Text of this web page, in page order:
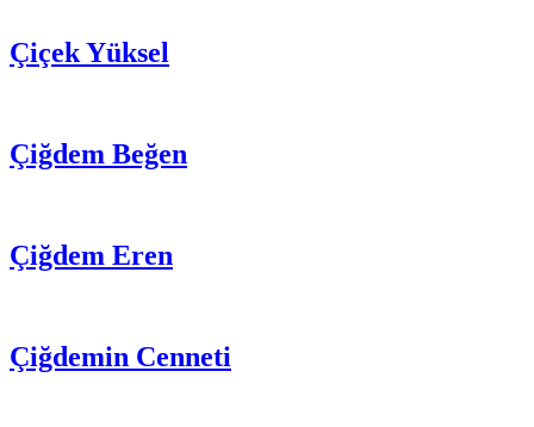
Çiçek Yüksel
Çiğdem Beğen
Çiğdem Eren
Çiğdemin Cenneti